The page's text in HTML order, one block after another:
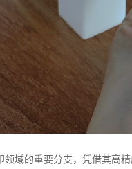
领域的重要分支，凭借其高